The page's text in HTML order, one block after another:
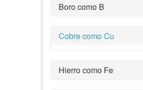
Boro como B
Cobre como Cu
Hierro como Fe